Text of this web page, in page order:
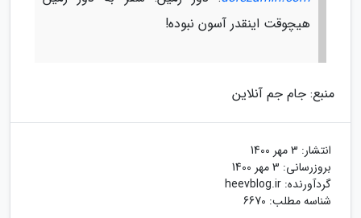
هیچوقت اینقدر آسون نبوده!
منبع: جام جم آنلاین
انتشار: 3 مهر 1400
بروزرسانی: 3 مهر 1400
گردآورنده: heevblog.ir
شناسه مطلب: 6670